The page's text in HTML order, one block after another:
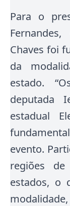
Para o
Chaves foi
da
estado.
deputada
estadual
evento.
regiões
estados, o